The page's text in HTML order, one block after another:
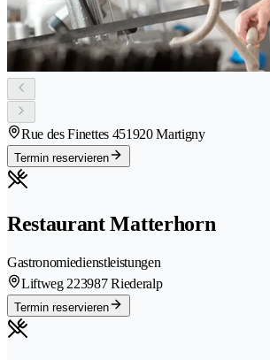
Rue des Finettes 451920 Martigny
Termin reservieren
Restaurant Matterhorn
Gastronomiedienstleistungen
Liftweg 223987 Riederalp
Termin reservieren